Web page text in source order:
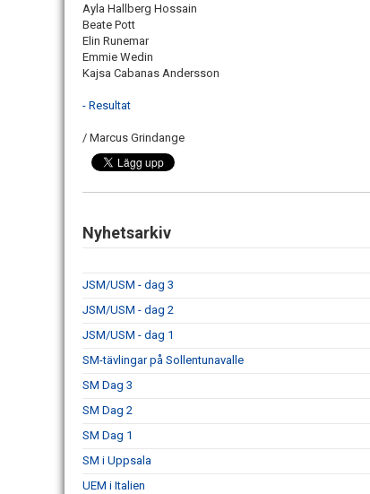
Ayla Hallberg Hossain
Beate Pott
Elin Runemar
Emmie Wedin
Kajsa Cabanas Andersson
- Resultat
/ Marcus Grindange
Nyhetsarkiv
JSM/USM - dag 3
JSM/USM - dag 2
JSM/USM - dag 1
SM-tävlingar på Sollentunavalle
SM Dag 3
SM Dag 2
SM Dag 1
SM i Uppsala
UEM i Italien